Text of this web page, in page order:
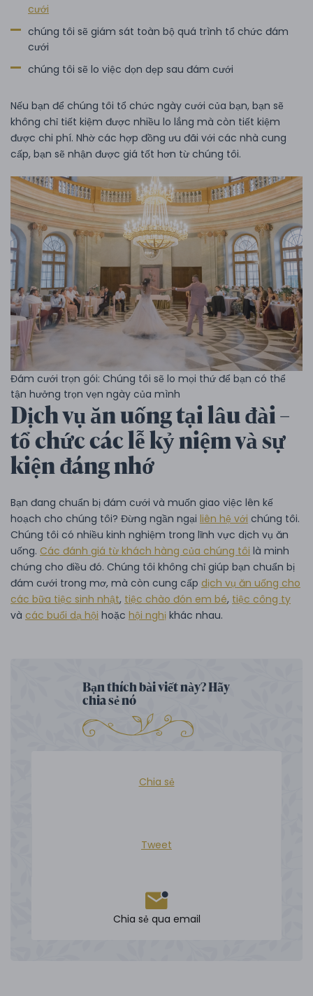
cưới
chúng tôi sẽ giám sát toàn bộ quá trình tổ chức đám
cưới
chúng tôi sẽ lo việc dọn dẹp sau đám cưới
Nếu bạn để chúng tôi tổ chức ngày cưới của bạn, bạn sẽ
không chỉ tiết kiệm được nhiều lo lắng mà còn tiết kiệm
được chi phí. Nhờ các hợp đồng ưu đãi với các nhà cung
cấp, bạn sẽ nhận được giá tốt hơn từ chúng tôi.
Đám cưới trọn gói: Chúng tôi sẽ lo mọi thứ để bạn có thể
tận hưởng trọn vẹn ngày của mình
Dịch vụ ăn uống tại lâu đài –
tổ chức các lễ kỷ niệm và sự
kiện đáng nhớ
Bạn đang chuẩn bị đám cưới và muốn giao việc lên kế
hoạch cho chúng tôi? Đừng ngần ngại liên hệ với chúng tôi.
Chúng tôi có nhiều kinh nghiệm trong lĩnh vực dịch vụ ăn
uống. Các đánh giá từ khách hàng của chúng tôi là minh
chứng cho điều đó. Chúng tôi không chỉ giúp bạn chuẩn bị
đám cưới trong mơ, mà còn cung cấp dịch vụ ăn uống cho
các bữa tiệc sinh nhật, tiệc chào đón em bé, tiệc công ty
và các buổi dạ hội hoặc hội nghị khác nhau.
Bạn thích bài viết này? Hãy
chia sẻ nó
Chia sẻ
Tweet
Chia sẻ qua email